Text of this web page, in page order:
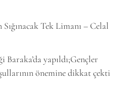
Tek Limanı – Celal
Baraka’da yapıldı;Gençler
önemine dikkat çekti